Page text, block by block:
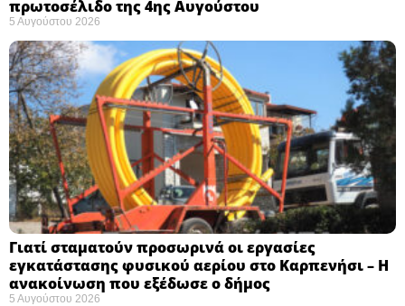
πρωτοσέλιδο της 4ης Αυγούστου
5 Αυγούστου 2026
Γιατί σταματούν προσωρινά οι εργασίες
εγκατάστασης φυσικού αερίου στο Καρπενήσι – Η
ανακοίνωση που εξέδωσε ο δήμος
5 Αυγούστου 2026